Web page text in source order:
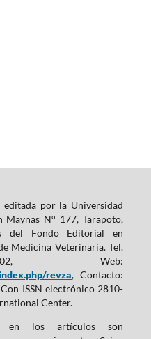
editada por la Universidad
N° 177, Tarapoto,
del Fondo Editorial en
Medicina Veterinaria. Tel.
Web:
revza, Contacto:
ISSN electrónico 2810-
Center.
en los artículos son